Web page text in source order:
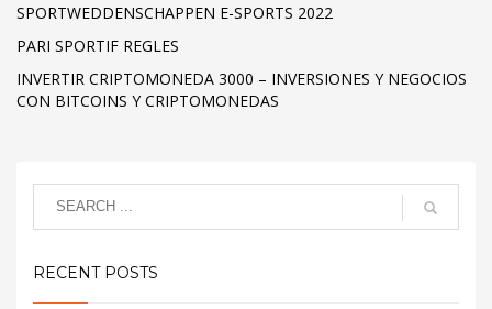
SPORTWEDDENSCHAPPEN E-SPORTS 2022
PARI SPORTIF REGLES
INVERTIR CRIPTOMONEDA 3000 – INVERSIONES Y NEGOCIOS
CON BITCOINS Y CRIPTOMONEDAS
RECENT POSTS